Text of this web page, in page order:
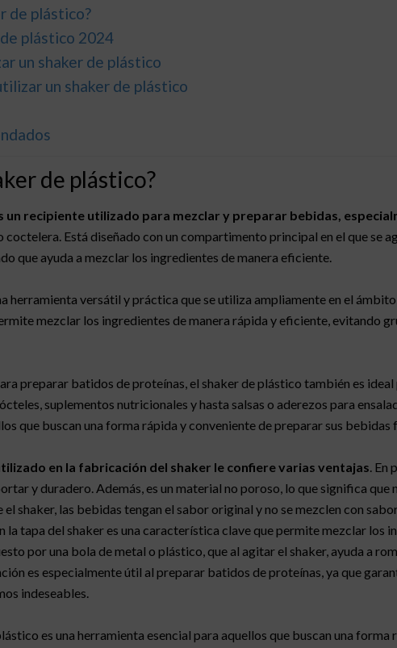
de plástico?
plástico 2024
un shaker de plástico
un shaker de plástico
de plástico?
un recipiente utilizado para mezclar y preparar bebidas,
Está diseñado con un compartimento principal en el que se
que ayuda a mezclar los ingredientes de manera eficiente.
herramienta versátil y práctica que se utiliza ampliamente en el
mezclar los ingredientes de manera rápida y eficiente, evitando
preparar batidos de proteínas, el shaker de plástico también es
suplementos nutricionales y hasta salsas o aderezos para
que buscan una forma rápida y conveniente de preparar sus bebidas
en la fabricación del shaker le confiere varias ventajas .
y duradero. Además, es un material no poroso, lo que significa
el shaker, las bebidas tengan el sabor original y no se mezclen con
la tapa del shaker es una característica clave que permite mezclar los
por una bola de metal o plástico, que al agitar el shaker, ayuda a
es especialmente útil al preparar batidos de proteínas, ya que
indeseables.
es una herramienta esencial para aquellos que buscan una